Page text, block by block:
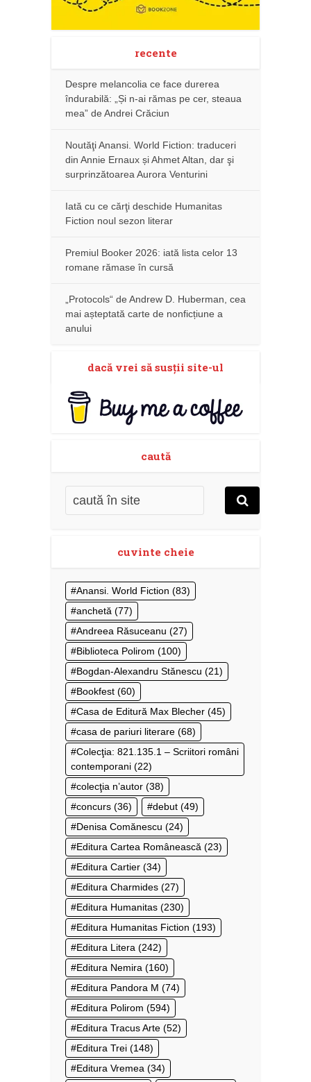
recente
Despre melancolia ce face durerea
îndurabilă: „Și n-ai rămas pe cer, steaua
mea” de Andrei Crăciun
Noutăţi Anansi. World Fiction: traduceri
din Annie Ernaux și Ahmet Altan, dar şi
surprinzătoarea Aurora Venturini
Iată cu ce cărţi deschide Humanitas
Fiction noul sezon literar
Premiul Booker 2026: iată lista celor 13
romane rămase în cursă
„Protocols“ de Andrew D. Huberman, cea
mai așteptată carte de nonficțiune a
anului
dacă vrei să susţii site-ul
caută
cuvinte cheie
Anansi. World Fiction (83)
anchetă (77)
Andreea Răsuceanu (27)
Biblioteca Polirom (100)
Bogdan-Alexandru Stănescu (21)
Bookfest (60)
Casa de Editură Max Blecher (45)
casa de pariuri literare (68)
Colecţia: 821.135.1 – Scriitori români
contemporani (22)
colecţia n’autor (38)
concurs (36) debut (49)
Denisa Comănescu (24)
Editura Cartea Românească (23)
Editura Cartier (34)
Editura Charmides (27)
Editura Humanitas (230)
Editura Humanitas Fiction (193)
Editura Litera (242)
Editura Nemira (160)
Editura Pandora M (74)
Editura Polirom (594)
Editura Tracus Arte (52)
Editura Trei (148)
Editura Vremea (34)